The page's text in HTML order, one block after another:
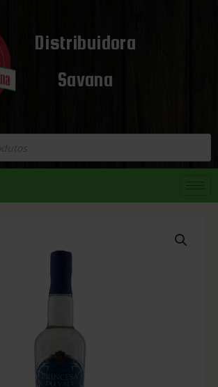
Distribuidora
Savana